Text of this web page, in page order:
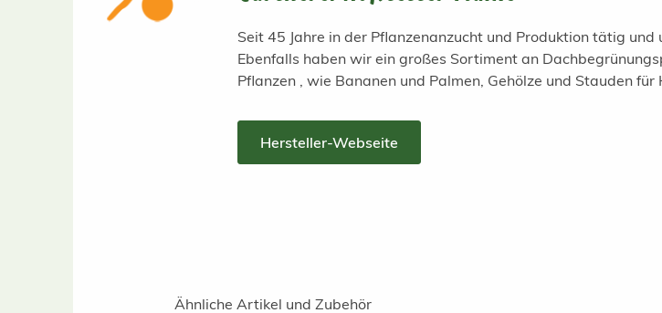
Seit 45 Jahre in der Pflanzenanzucht und Produktion tätig
Ebenfalls haben wir ein großes Sortiment an
Pflanzen , wie Bananen und Palmen, Gehölze und Stauden für
Hersteller-Webseite
Ähnliche Artikel und Zubehör